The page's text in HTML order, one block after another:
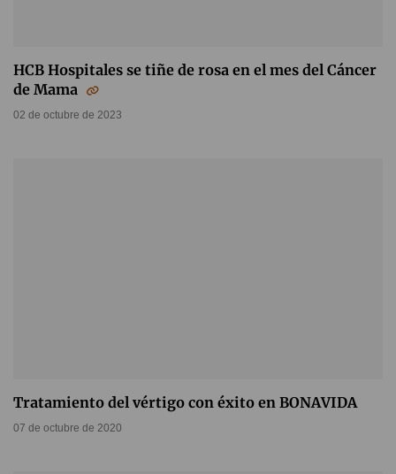
HCB Hospitales se tiñe de rosa en el mes del Cáncer
de Mama
02 de octubre de 2023
Tratamiento del vértigo con éxito en BONAVIDA
07 de octubre de 2020